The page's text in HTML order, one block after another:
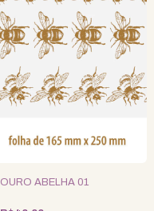
OURO ABELHA 01